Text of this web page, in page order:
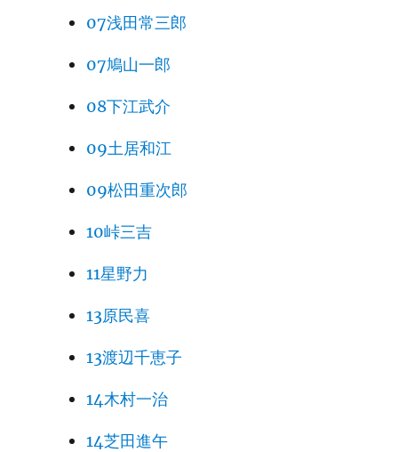
07浅田常三郎
07鳩山一郎
08下江武介
09土居和江
09松田重次郎
10峠三吉
11星野力
13原民喜
13渡辺千恵子
14木村一治
14芝田進午